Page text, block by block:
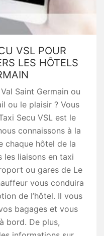
VSL POUR
LES HÔTELS
Saint Germain ou
ou le plaisir ? Vous
Secu VSL est le
connaissons à la
chaque hôtel de la
les liaisons en taxi
ou gares de Le
vous conduira
de l’hôtel. Il vous
bagages et vous
bord. De plus,